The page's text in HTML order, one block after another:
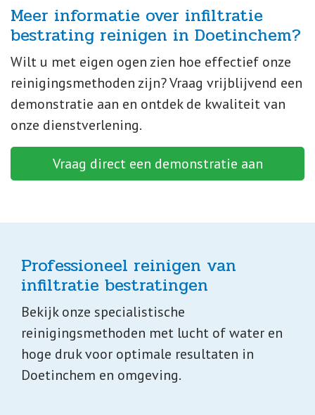
Meer informatie over infiltratie
bestrating reinigen in Doetinchem?
Wilt u met eigen ogen zien hoe effectief onze
reinigingsmethoden zijn? Vraag vrijblijvend een
demonstratie aan en ontdek de kwaliteit van
onze dienstverlening.
Vraag direct een demonstratie aan
Professioneel reinigen van
infiltratie bestratingen
Bekijk onze specialistische
reinigingsmethoden met lucht of water en
hoge druk voor optimale resultaten in
Doetinchem en omgeving.